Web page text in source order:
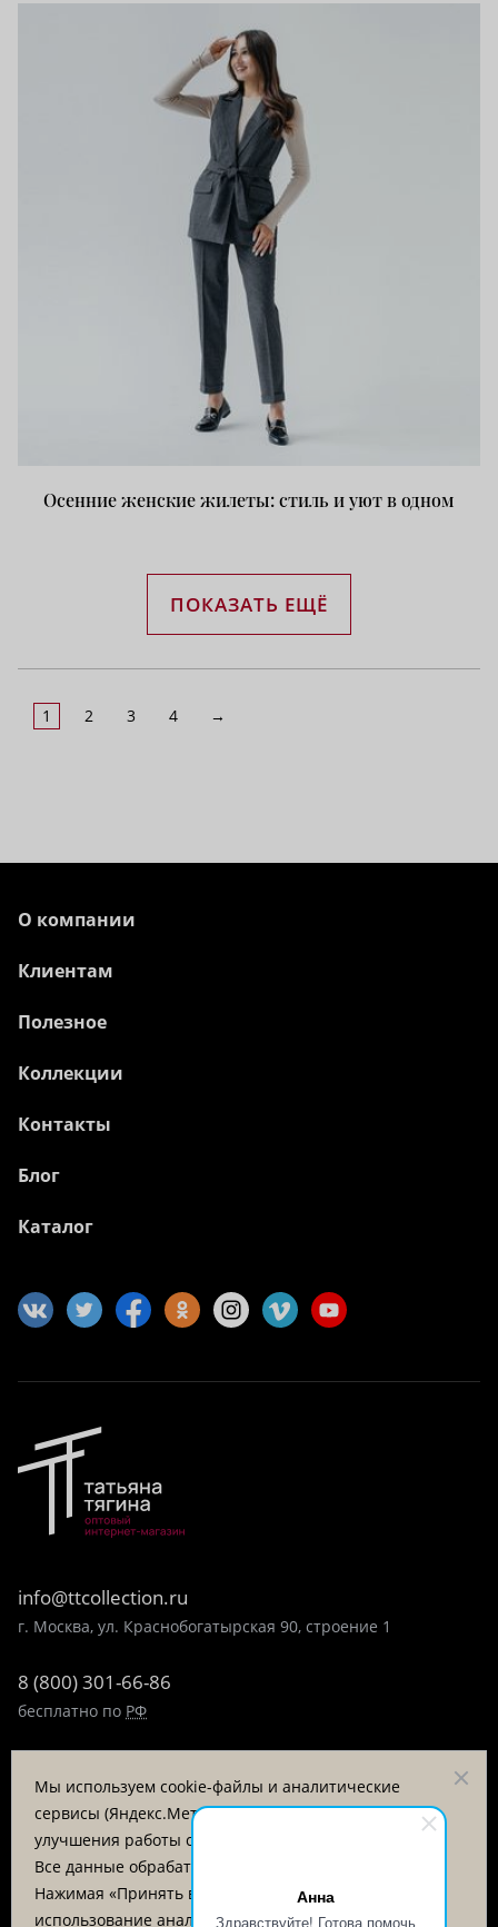
Анна
Здравствуйте! Готова помочь
Осенние женские жилеты: стиль и уют в одном
ПОКАЗАТЬ ЕЩЁ
1 2 3 4 →
О компании
Клиентам
Полезное
Коллекции
Контакты
Блог
Каталог
info@ttcollection.ru
г. Москва, ул. Краснобогатырская 90, строение 1
8 (800) 301-66-86
бесплатно по РФ
пн-пт 9:00-17:00
Заказать звонок
Мы используем cookie-файлы и аналитические
сервисы (Яндекс.Метрика, VK Retargeting) для
улучшения работы сайта и анализа посещаемости.
Все данные обрабатываются на серверах в РФ.
Нажимая «Принять все», вы соглашаетесь на
использование аналитических cookie. Подробнее в